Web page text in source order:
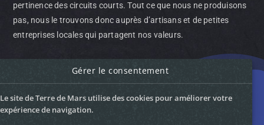
Gérer le consentement
Le site de Terre de Mars utilise des cookies pour améliorer votre
expérience de navigation.
pertinence des circuits courts. Tout ce que nous ne produisons
pas, nous le trouvons donc auprès d’artisans et de petites
entreprises locales qui partagent nos valeurs.